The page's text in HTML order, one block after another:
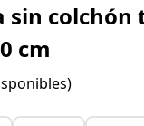
sin colchón
cm